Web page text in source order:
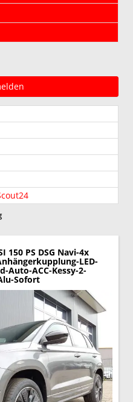
150 PS DSG Navi-4x
LED-
Auto-ACC-Kessy-2-
Sofort